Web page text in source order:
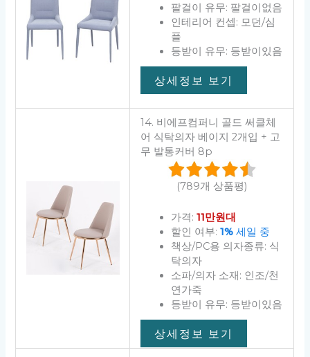
팔걸이 유무: 팔걸이없음
인테리어 컨셉: 모던/심
플
등받이 유무: 등받이있음
상세정보 보기
14. 비에프컴퍼니 골드 써클체
어 식탁의자 베이지 2개입 + 고
무 발통커버 8p
(789개 상품평)
가격: 11만원대
할인 여부: 1%세일 중
책상/PC용 의자종류: 식
탁의자
소파/의자 소재: 인조/천
연가죽
등받이 유무: 등받이있음
상세정보 보기